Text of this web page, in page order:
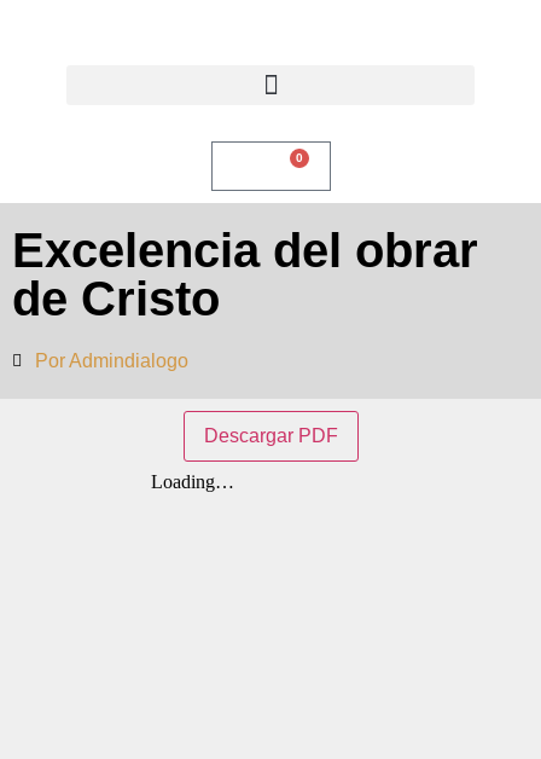
0
Excelencia del obrar
de Cristo
PorAdmindialogo